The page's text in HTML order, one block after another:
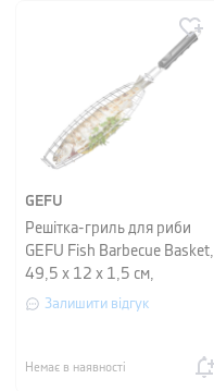
GEFU
Решітка-гриль для риби
GEFU Fish Barbecue Basket,
49,5 х 12 х 1,5 см,
сріблястий
Залишити відгук
Немає в наявності